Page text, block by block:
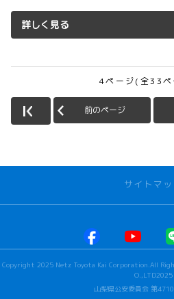
詳しく見る
4ページ(全33ペ
前のページ
サイトマ
河口湖店
Copyright 2025 Netz Toyota Kai Corporation.All
O.,LTD2025
山梨県公安委員会 第